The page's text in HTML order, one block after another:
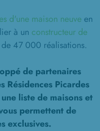
d'une maison neuve en
à un constructeur de
47 000 réalisations.
de partenaires
Résidences Picardes
liste de maisons et
permettent de
exclusives.